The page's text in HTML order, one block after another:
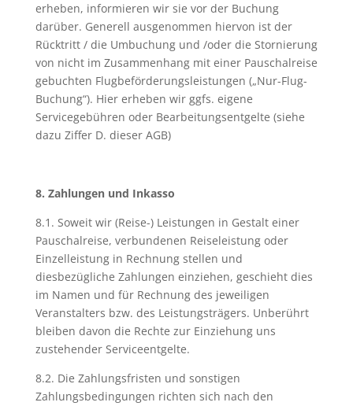
erheben, informieren wir sie vor der Buchung
darüber. Generell ausgenommen hiervon ist der
Rücktritt / die Umbuchung und /oder die Stornierung
von nicht im Zusammenhang mit einer Pauschalreise
gebuchten Flugbeförderungsleistungen („Nur-Flug-
Buchung“). Hier erheben wir ggfs. eigene
Servicegebühren oder Bearbeitungsentgelte (siehe
dazu Ziffer D. dieser AGB)
8. Zahlungen und Inkasso
8.1. Soweit wir (Reise-) Leistungen in Gestalt einer
Pauschalreise, verbundenen Reiseleistung oder
Einzelleistung in Rechnung stellen und
diesbezügliche Zahlungen einziehen, geschieht dies
im Namen und für Rechnung des jeweiligen
Veranstalters bzw. des Leistungsträgers. Unberührt
bleiben davon die Rechte zur Einziehung uns
zustehender Serviceentgelte.
8.2. Die Zahlungsfristen und sonstigen
Zahlungsbedingungen richten sich nach den